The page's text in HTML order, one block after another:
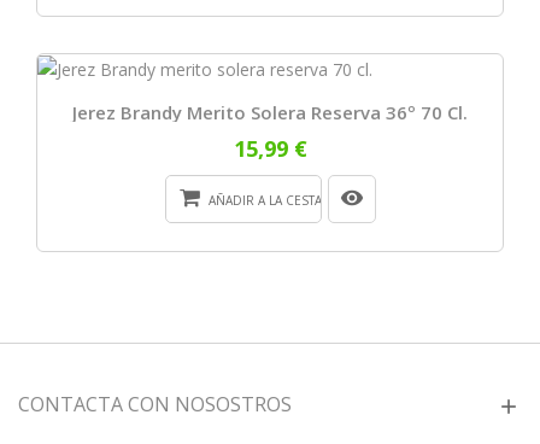
Jerez Brandy Merito Solera Reserva 36º 70 Cl.
15,99 €
AÑADIR A LA CESTA
CONTACTA CON NOSOSTROS